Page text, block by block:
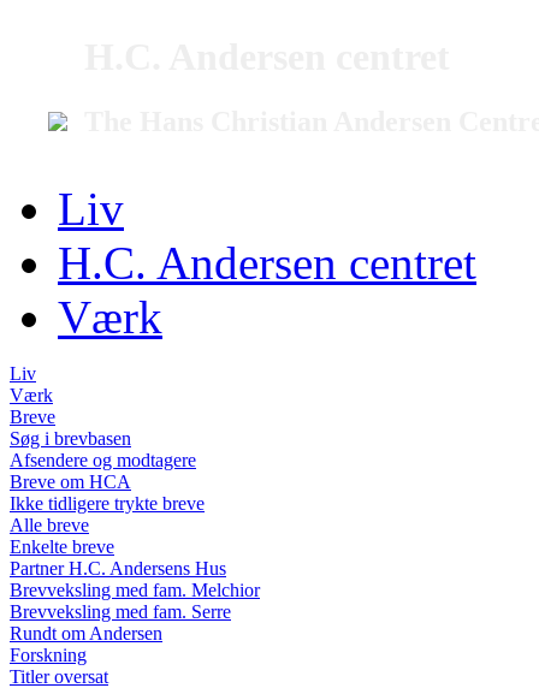
Liv
H.C. Andersen centret
Værk
Liv
Værk
Breve
Søg i brevbasen
Afsendere og modtagere
Breve om HCA
Ikke tidligere trykte breve
Alle breve
Enkelte breve
Partner H.C. Andersens Hus
Brevveksling med fam. Melchior
Brevveksling med fam. Serre
Rundt om Andersen
Forskning
Titler oversat